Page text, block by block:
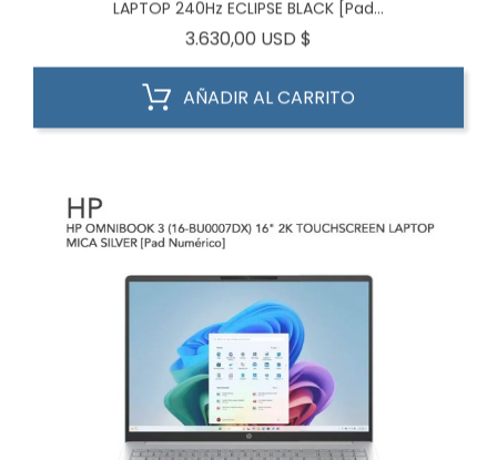
LAPTOP 240Hz ECLIPSE BLACK [Pad...
3.630,00 USD $
AÑADIR AL CARRITO